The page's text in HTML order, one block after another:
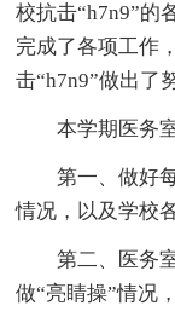
校抗击“h7n9”的
完成了各项工作
击“h7n9”做出了
本学期医务室
第一、做好每
情况，以及学校
第二、医务室
做“亮睛操”情况